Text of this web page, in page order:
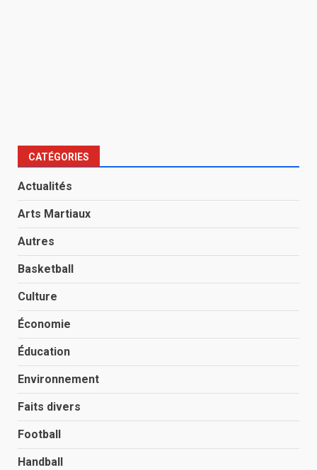
CATÉGORIES
Actualités
Arts Martiaux
Autres
Basketball
Culture
Économie
Éducation
Environnement
Faits divers
Football
Handball